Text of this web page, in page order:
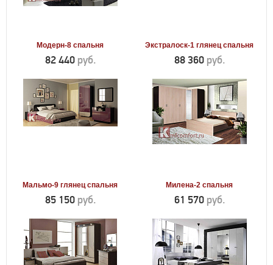
Модерн-8 спальня
82 440 руб.
Экстралоск-1 глянец спальня
88 360 руб.
Мальмо-9 глянец спальня
85 150 руб.
Милена-2 спальня
61 570 руб.